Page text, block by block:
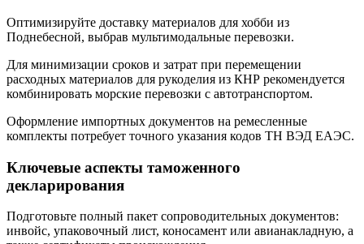
Оптимизируйте доставку материалов для хобби из
Поднебесной, выбрав мультимодальные перевозки.
Для минимизации сроков и затрат при перемещении
расходных материалов для рукоделия из КНР рекомендуется
комбинировать морские перевозки с автотранспортом.
Оформление импортных документов на ремесленные
комплекты потребует точного указания кодов ТН ВЭД ЕАЭС.
Ключевые аспекты таможенного
декларирования
Подготовьте полный пакет сопроводительных документов:
инвойс, упаковочный лист, коносамент или авианакладную, а